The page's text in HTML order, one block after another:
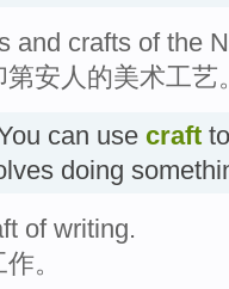
and crafts of the
安人的美术工艺
can use craft
doing
of writing.
。